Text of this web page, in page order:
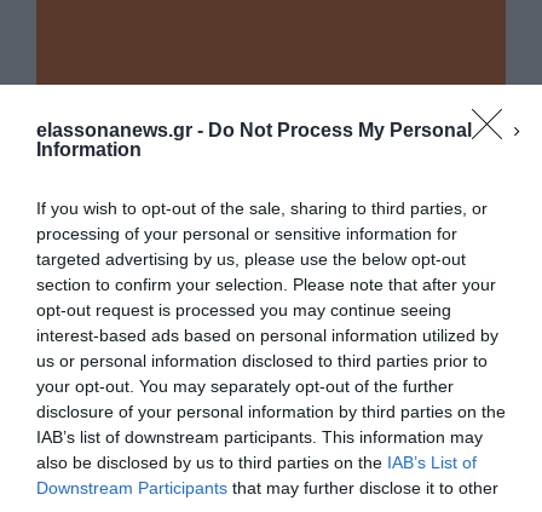
elassonanews.gr - Do Not Process My Personal
Information
If you wish to opt-out of the sale, sharing to third parties, or
processing of your personal or sensitive information for
targeted advertising by us, please use the below opt-out
section to confirm your selection. Please note that after your
opt-out request is processed you may continue seeing
interest-based ads based on personal information utilized by
us or personal information disclosed to third parties prior to
your opt-out. You may separately opt-out of the further
disclosure of your personal information by third parties on the
IAB’s list of downstream participants. This information may
also be disclosed by us to third parties on the IAB’s List of
Downstream Participants that may further disclose it to other
Διαχείριση Συγκατάθεσης
Για να παρέχουμε την καλύτερη εμπειρία, χρησιμοποιούμε τεχνολογίες όπως
cookies για την αποθήκευση ή/και την πρόσβαση σε πληροφορίες συσκευών.
Η συγκατάθεση για τις εν λόγω τεχνολογίες θα μας επιτρέψει να
επεξεργαστούμε δεδομένα προσωπικού χαρακτήρα, όπως συμπεριφορά
περιήγησης ή μοναδικά αναγνωριστικά σε αυτόν τον ιστότοπο. Η μη